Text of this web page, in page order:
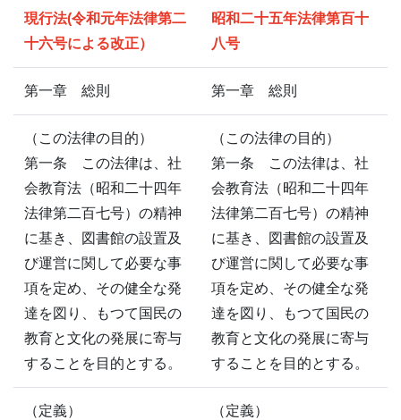
現行法(令和元年法律第二
十六号による改正）
昭和二十五年法律第百十
八号
第一章 総則 第一章 総則
（この法律の目的）
第一条 この法律は、社
会教育法（昭和二十四年
法律第二百七号）の精神
に基き、図書館の設置及
び運営に関して必要な事
項を定め、その健全な発
達を図り、もつて国民の
教育と文化の発展に寄与
することを目的とする。
（この法律の目的）
第一条 この法律は、社
会教育法（昭和二十四年
法律第二百七号）の精神
に基き、図書館の設置及
び運営に関して必要な事
項を定め、その健全な発
達を図り、もつて国民の
教育と文化の発展に寄与
することを目的とする。
（定義）
（定義）